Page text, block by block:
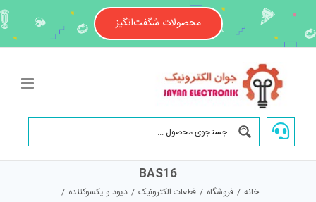
content
محصولات شگفت‌انگیز
BAS16
خانه / فروشگاه / قطعات الکترونیک / دیود و یکسوکننده /